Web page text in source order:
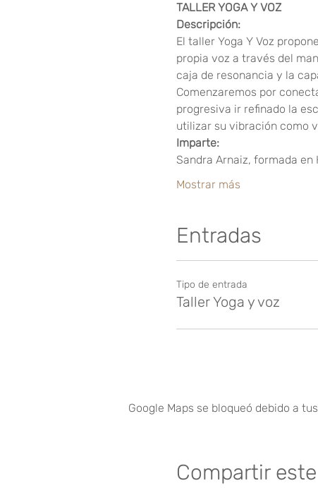
TALLER YOGA Y VOZ
El taller Yoga Y Voz
propia voz a través del
Comenzaremos por
progresiva ir refinado la
utilizar su vibración como
Sandra Arnaiz, formada en
Mostrar más
Entradas
Tipo de entrada
Taller Yoga y voz
Google Maps se bloqueó debido a
Compartir